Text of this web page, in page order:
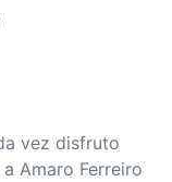
vez disfruto
Amaro Ferreiro